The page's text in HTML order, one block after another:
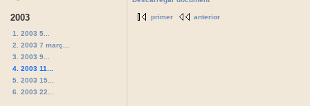
2003
1. 2003 5...
2. 2003 7 març...
3. 2003 9...
4. 2003 11...
5. 2003 15...
6. 2003 22...
primer anterior